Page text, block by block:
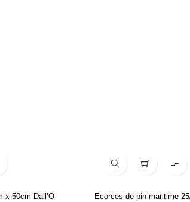
x 50cm Dall’O

Ecorces de pin maritime